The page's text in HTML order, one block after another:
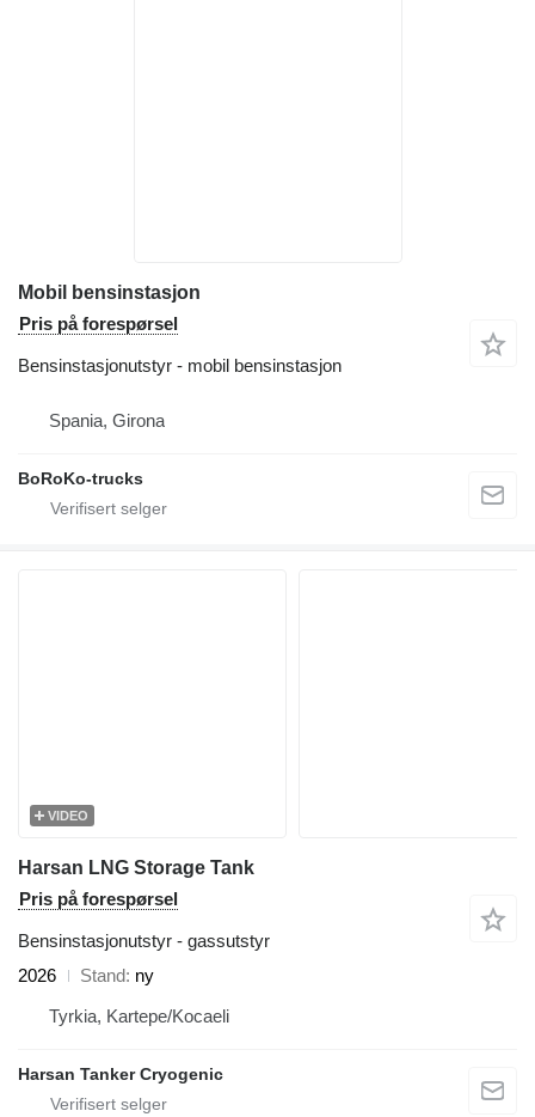
Mobil bensinstasjon
Pris på forespørsel
Bensinstasjonutstyr - mobil bensinstasjon
Spania, Girona
BoRoKo-trucks
VIDEO
Harsan LNG Storage Tank
Pris på forespørsel
Bensinstasjonutstyr - gassutstyr
2026
Stand ny
Tyrkia, Kartepe/Kocaeli
Harsan Tanker Cryogenic